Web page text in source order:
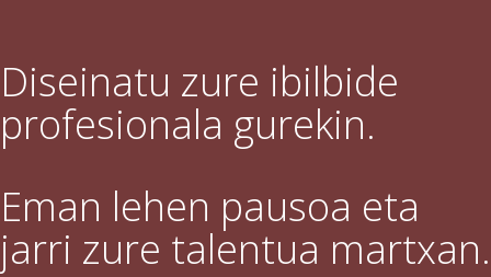
Diseinatu zure ibilbide
profesionala gurekin.
Eman lehen pausoa eta
jarri zure talentua martxan.